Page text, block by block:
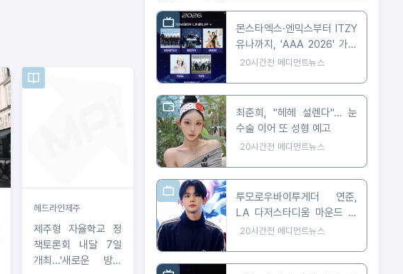
헤드라인제주
제주형 자율학교 정
책토론회 내달 7일
개최...'새로운 방향
몬스타엑스·엔믹스부터 ITZY
유나까지, 'AAA 2026' 가오
슝 출격 확정
20시간전 메디먼트뉴스
최준희, "헤헤 설렌다"… 눈
수술 이어 또 성형 예고
20시간전 메디먼트뉴스
투모로우바이투게더 연준,
LA 다저스타디움 마운드 선
다… 시구부터 무대까지
20시간전 메디먼트뉴스